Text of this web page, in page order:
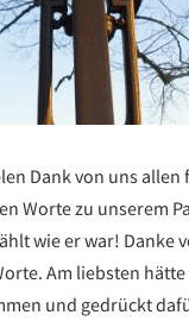
Dank von uns
Worte zu unserem
wie er war! Danke
Am liebsten
und gedrückt